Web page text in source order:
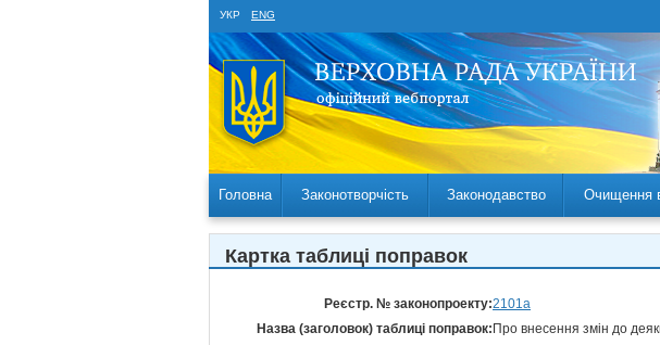
УКР ENG
Головна Законотворчість Законодавство Очищення
Картка таблиці поправок
Реєстр. № законопроекту:2101а
Назва (заголовок) таблиці поправок: Про внесення змін до